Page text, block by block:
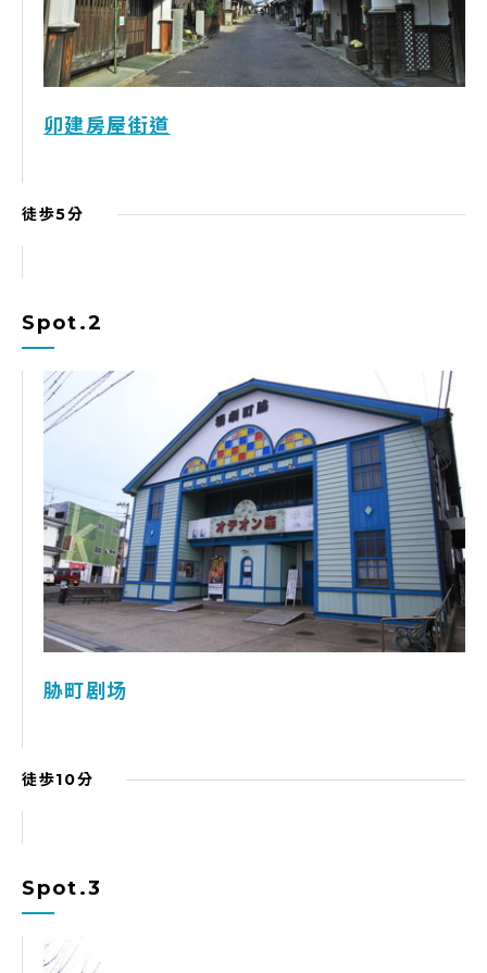
卯建房屋街道
徒歩5分
胁町剧场
Spot.2
徒歩10分
Spot.3